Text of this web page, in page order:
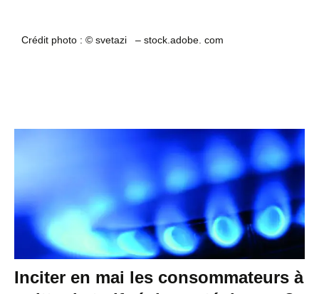
Crédit photo : © svetazi – stock.adobe. com
Inciter en mai les consommateurs à